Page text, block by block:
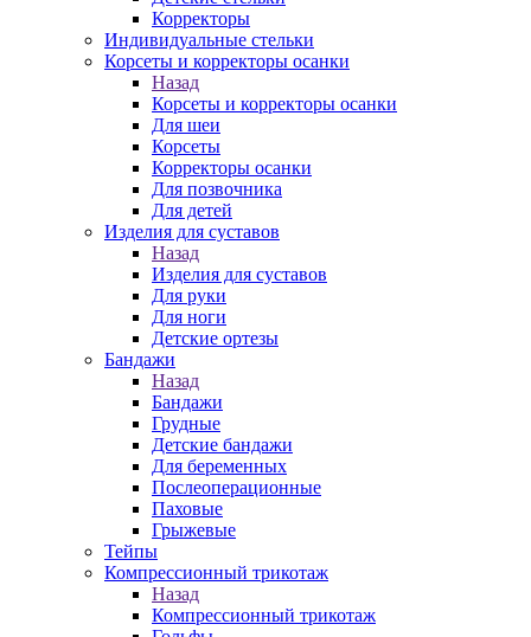
Корректоры
Индивидуальные стельки
Корсеты и корректоры осанки
Назад
Корсеты и корректоры осанки
Для шеи
Корсеты
Корректоры осанки
Для позвочника
Для детей
Изделия для суставов
Назад
Изделия для суставов
Для руки
Для ноги
Детские ортезы
Бандажи
Назад
Бандажи
Грудные
Детские бандажи
Для беременных
Послеоперационные
Паховые
Грыжевые
Тейпы
Компрессионный трикотаж
Назад
Компрессионный трикотаж